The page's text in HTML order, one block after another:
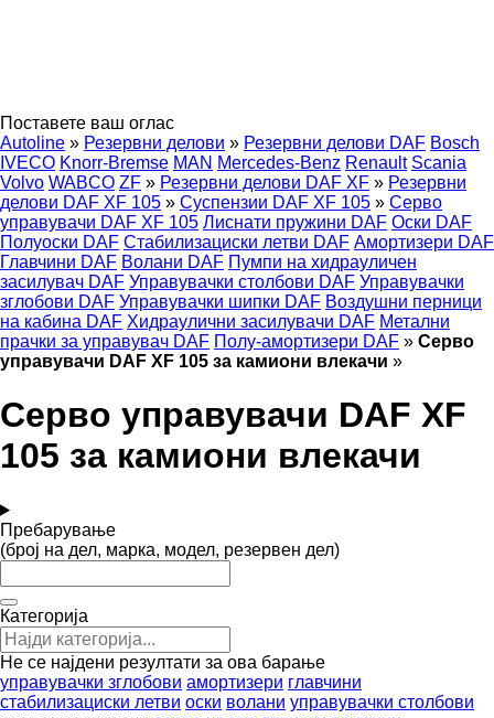
Поставете ваш оглас
Autoline » Резервни делови » Резервни делови DAF Bosch
IVECO Knorr-Bremse MAN Mercedes-Benz Renault Scania
Volvo WABCO ZF » Резервни делови DAF XF » Резервни
делови DAF XF 105 » Суспензии DAF XF 105 » Серво
управувачи DAF XF 105 Лиснати пружини DAF Оски DAF
Полуоски DAF Стабилизациски летви DAF Амортизери DAF
Главчини DAF Волани DAF Пумпи на хидрауличен
засилувач DAF Управувачки столбови DAF Управувачки
зглобови DAF Управувачки шипки DAF Воздушни перници
на кабина DAF Хидраулични засилувачи DAF Метални
прачки за управувач DAF Полу-амортизери DAF » Серво
управувачи DAF XF 105 за камиони влекачи »
Серво управувачи DAF XF
105 за камиони влекачи
Пребарување
(број на дел, марка, модел, резервен дел)
Категорија
Не се најдени резултати за ова барање
управувачки зглобови амортизери главчини
стабилизациски летви оски волани управувачки столбови